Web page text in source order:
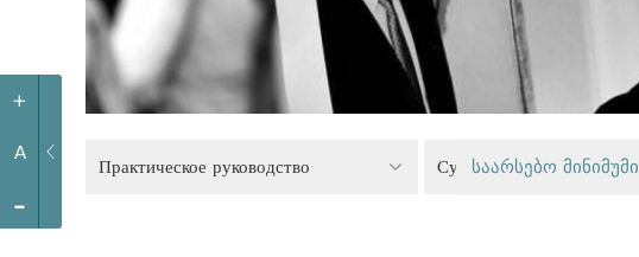
+
A
-
Практическое руководство Судебная система
საარსებო მინიმუმი